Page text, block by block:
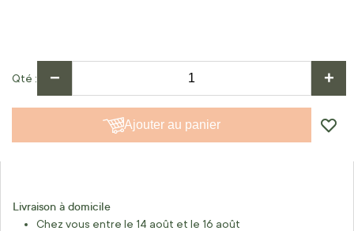
Qté − +
Ajouter au panier
Livraison à domicile
Chez vous entre le 14 août et le 16 août